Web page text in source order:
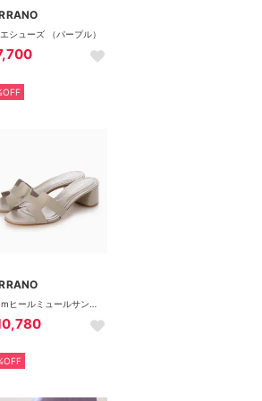
シューズ （パープル）